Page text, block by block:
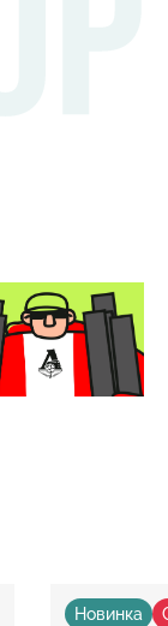
Новинка